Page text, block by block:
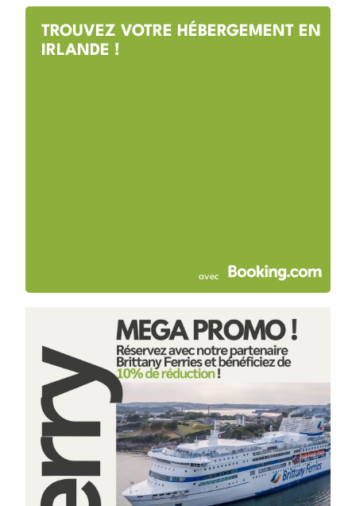
TROUVEZ VOTRE HÉBERGEMENT EN
IRLANDE !
avec